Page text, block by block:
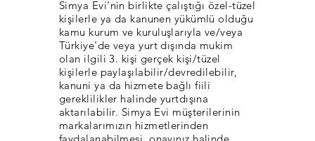
Simya Evi’nin birlikte çalıştığı özel-tüzel
kişilerle ya da kanunen yükümlü olduğu
kamu kurum ve kuruluşlarıyla ve/veya
Türkiye'de veya yurt dışında mukim
olan ilgili 3. kişi gerçek kişi/tüzel
kişilerle paylaşılabilir/devredilebilir,
kanuni ya da hizmete bağlı fiili
gereklilikler halinde yurtdışına
aktarılabilir. Simya Evi müşterilerinin
markalarımızın hizmetlerinden